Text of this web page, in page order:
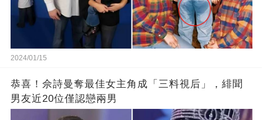
2024/01/15
恭喜！佘詩曼奪最佳女主角成「三料視后」，緋聞
男友近20位僅認戀兩男